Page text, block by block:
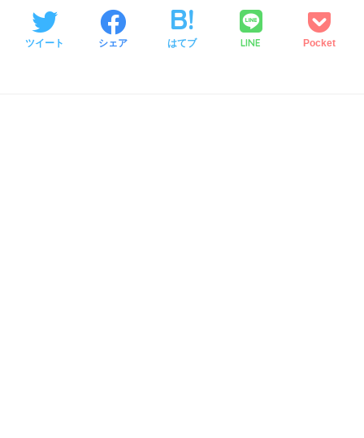
ツイート シェア はてブ LINE Pocket